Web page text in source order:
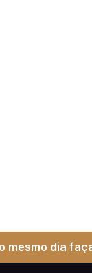
mesmo dia